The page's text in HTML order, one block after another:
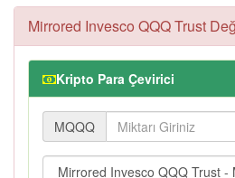
Mirrored Invesco QQQ Trust
Kripto Para Çevirici
MQQQ